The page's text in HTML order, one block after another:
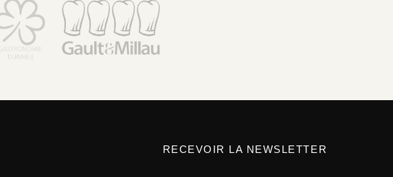
RECEVOIR LA NEWSLETTER